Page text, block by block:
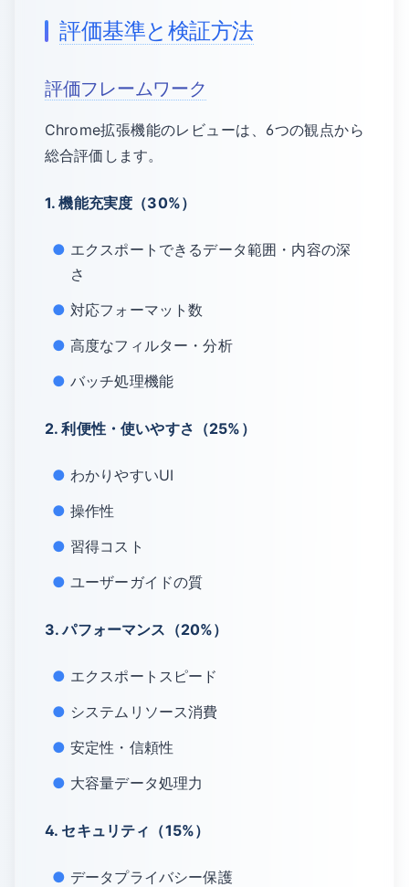
評価基準と検証方法
評価フレームワーク
Chrome拡張機能のレビューは、6つの観点から
総合評価します。
1. 機能充実度（30%）
エクスポートできるデータ範囲・内容の深
さ
対応フォーマット数
高度なフィルター・分析
バッチ処理機能
2. 利便性・使いやすさ（25%）
わかりやすいUI
操作性
習得コスト
ユーザーガイドの質
3. パフォーマンス（20%）
エクスポートスピード
システムリソース消費
安定性・信頼性
大容量データ処理力
4. セキュリティ（15%）
データプライバシー保護